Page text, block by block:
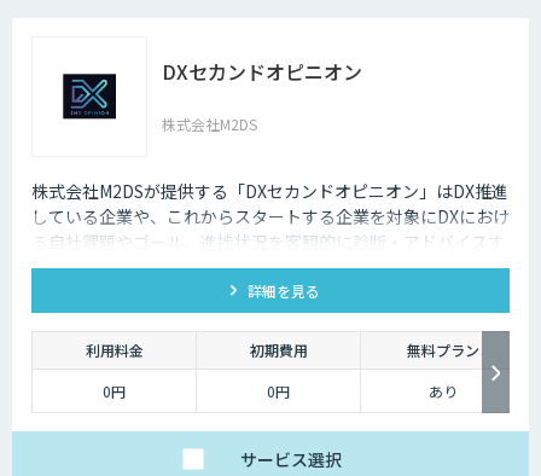
DXセカンドオピニオン
株式会社M2DS
株式会社M2DSが提供する「DXセカンドオピニオン」はDX推進
している企業や、これからスタートする企業を対象にDXにおけ
る自社課題やゴール、進捗状況を客観的に診断・アドバイスす
るサービスです
詳細を見る
利用料金 初期費用
無料プラン
0円
0円 あり
サービス選択